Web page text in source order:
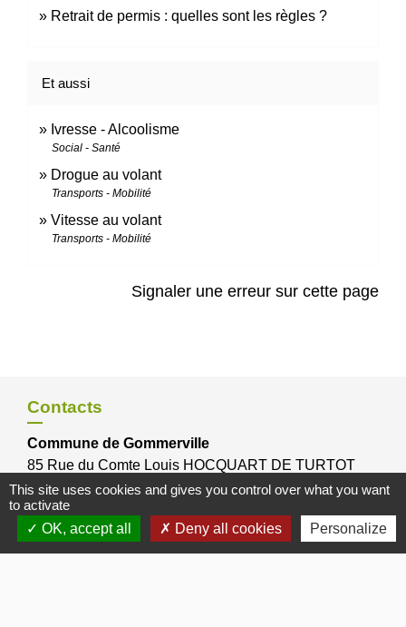
Retrait de permis : quelles sont les règles ?
Et aussi
Ivresse - Alcoolisme
Social - Santé
Drogue au volant
Transports - Mobilité
Vitesse au volant
Transports - Mobilité
Signaler une erreur sur cette page
Contacts
Commune de Gommerville
85 Rue du Comte Louis HOCQUART DE TURTOT
76430 Gommerville - FRANCE
This site uses cookies and gives you control over what you want
to activate
OK, accept all
Deny all cookies Personalize